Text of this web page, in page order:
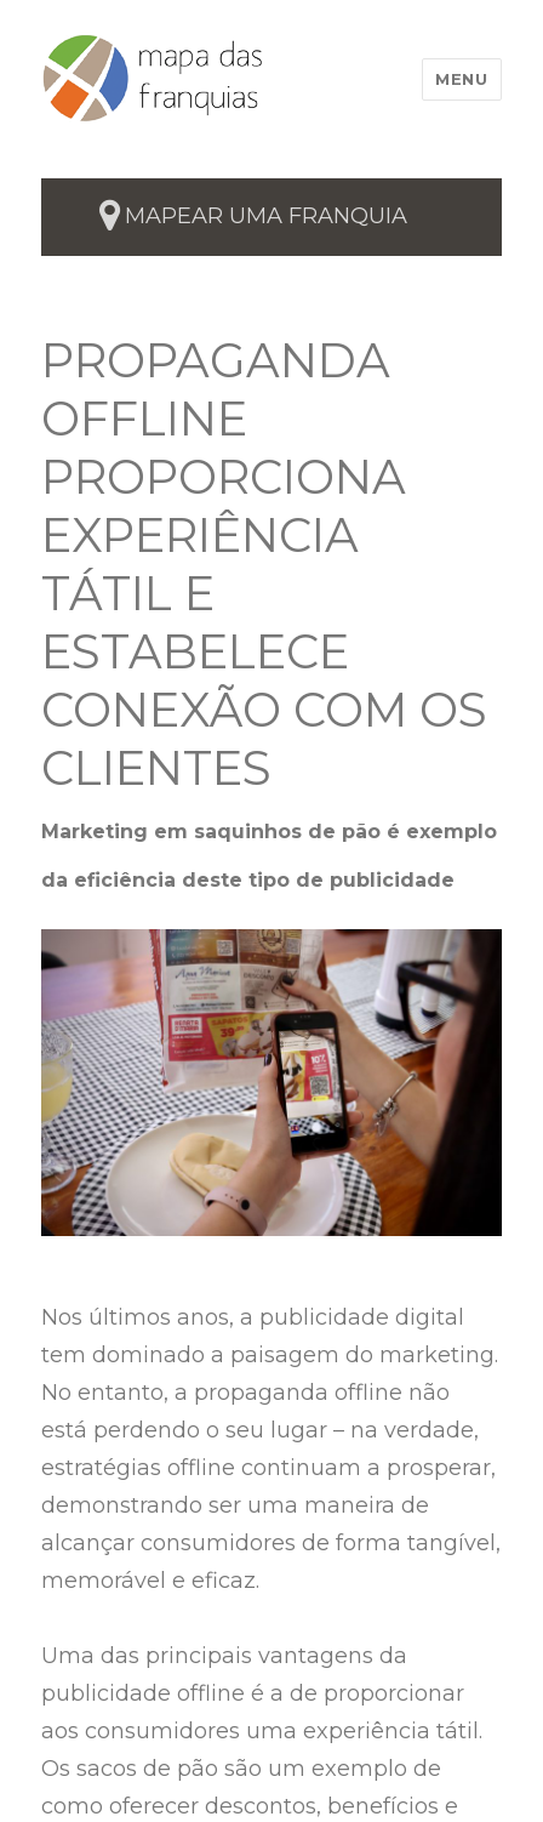
MENU
MAPEAR UMA FRANQUIA
PROPAGANDA
OFFLINE
PROPORCIONA
EXPERIÊNCIA
TÁTIL E
ESTABELECE
CONEXÃO COM OS
CLIENTES
Marketing em saquinhos de pão é exemplo
da eficiência deste tipo de publicidade
Nos últimos anos, a publicidade digital
tem dominado a paisagem do marketing.
No entanto, a propaganda offline não
está perdendo o seu lugar – na verdade,
estratégias offline continuam a prosperar,
demonstrando ser uma maneira de
alcançar consumidores de forma tangível,
memorável e eficaz.
Uma das principais vantagens da
publicidade offline é a de proporcionar
aos consumidores uma experiência tátil.
Os sacos de pão são um exemplo de
como oferecer descontos, benefícios e